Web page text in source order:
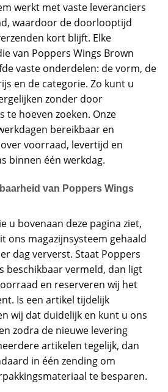
werkt met vaste leveranciers
waardoor de doorlooptijd
kort blijft. Elke
van Poppers Wings Brown
vaste onderdelen: de vorm, de
en de categorie. Zo kunt u
zonder door
te hoeven zoeken. Onze
bereikbaar en
voorraad, levertijd en
binnen één werkdag.
van Poppers Wings
u bovenaan deze pagina ziet,
ons magazijnsysteem gehaald
dag ververst. Staat Poppers
beschikbaar vermeld, dan ligt
en reserveren wij het
Is een artikel tijdelijk
wij dat duidelijk en kunt u ons
zodra de nieuwe levering
artikelen tegelijk, dan
in één zending om
te besparen.